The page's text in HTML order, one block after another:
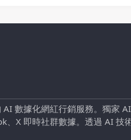
數據化網紅行銷服務。獨家
、X 即時社群數據。透過 AI